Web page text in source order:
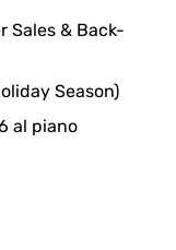
Sales & Back-
Season)
al piano